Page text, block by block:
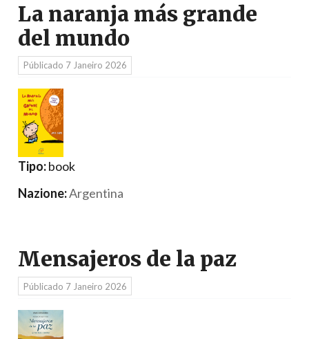
La naranja más grande
del mundo
Públicado 7 Janeiro 2026
Tipo:book
Nazione:Argentina
Mensajeros de la paz
Públicado 7 Janeiro 2026